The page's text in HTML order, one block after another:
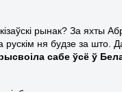
рынак? За яхты
рускім ня будзе за што.
сабе ўсё ў